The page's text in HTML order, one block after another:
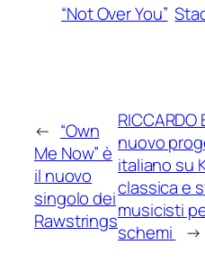
“Not Over You”
← “Own
Me Now” è
il nuovo
singolo dei
Rawstrings
RICCARDO
nuovo
italiano su
classica e
musicisti
schemi
→